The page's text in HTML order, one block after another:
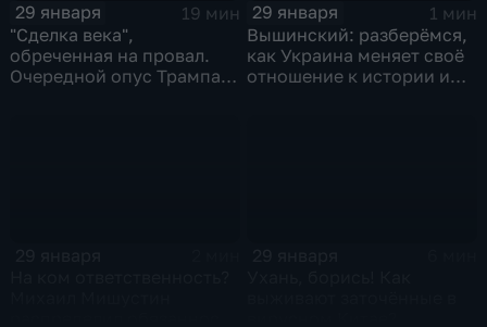
29 января
19 мин
"Сделка века",
обреченная на провал.
Очередной опус Трампа.
29 января
1 мин
Вышинский: разберёмся,
как Украина меняет своё
отношение к истории и